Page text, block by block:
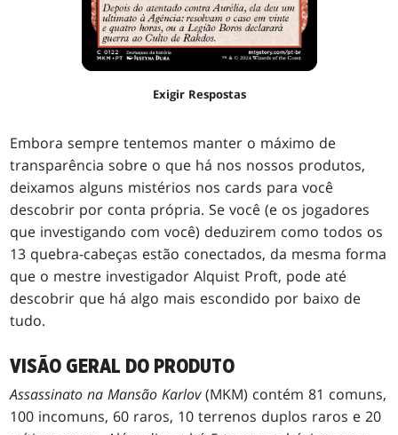
Exigir Respostas
Embora sempre tentemos manter o máximo de
transparência sobre o que há nos nossos produtos,
deixamos alguns mistérios nos cards para você
descobrir por conta própria. Se você (e os jogadores
que investigando com você) deduzirem como todos os
13 quebra-cabeças estão conectados, da mesma forma
que o mestre investigador Alquist Proft, pode até
descobrir que há algo mais escondido por baixo de
tudo.
VISÃO GERAL DO PRODUTO
Assassinato na Mansão Karlov(MKM) contém 81 comuns,
100 incomuns, 60 raros, 10 terrenos duplos raros e 20